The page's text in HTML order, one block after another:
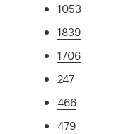
1053
1839
1706
247
466
479